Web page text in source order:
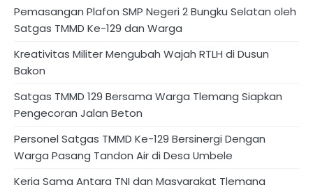
Pemasangan Plafon SMP Negeri 2 Bungku Selatan oleh
Satgas TMMD Ke-129 dan Warga
Kreativitas Militer Mengubah Wajah RTLH di Dusun
Bakon
Satgas TMMD 129 Bersama Warga Tlemang Siapkan
Pengecoran Jalan Beton
Personel Satgas TMMD Ke-129 Bersinergi Dengan
Warga Pasang Tandon Air di Desa Umbele
Kerja Sama Antara TNI dan Masyarakat Tlemang